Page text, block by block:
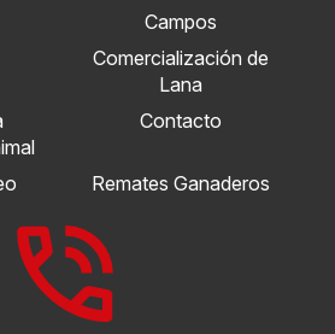
Campos
Comercialización de
Lana
Contacto
Remates Ganaderos